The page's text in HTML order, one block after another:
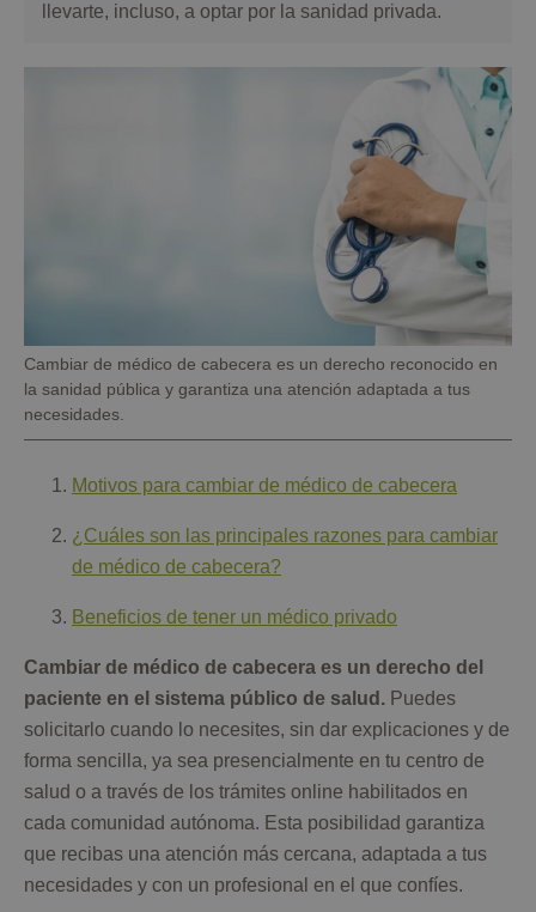
llevarte, incluso, a optar por la sanidad privada.
Pie
de
foto
Cambiar de médico de cabecera es un derecho reconocido en
la sanidad pública y garantiza una atención adaptada a tus
necesidades.
Motivos para cambiar de médico de cabecera
¿Cuáles son las principales razones para cambiar
de médico de cabecera?
Beneficios de tener un médico privado
Cambiar de médico de cabecera es un derecho del
paciente en el sistema público de salud. Puedes
solicitarlo cuando lo necesites, sin dar explicaciones y de
forma sencilla, ya sea presencialmente en tu centro de
salud o a través de los trámites online habilitados en
cada comunidad autónoma. Esta posibilidad garantiza
que recibas una atención más cercana, adaptada a tus
necesidades y con un profesional en el que confíes.